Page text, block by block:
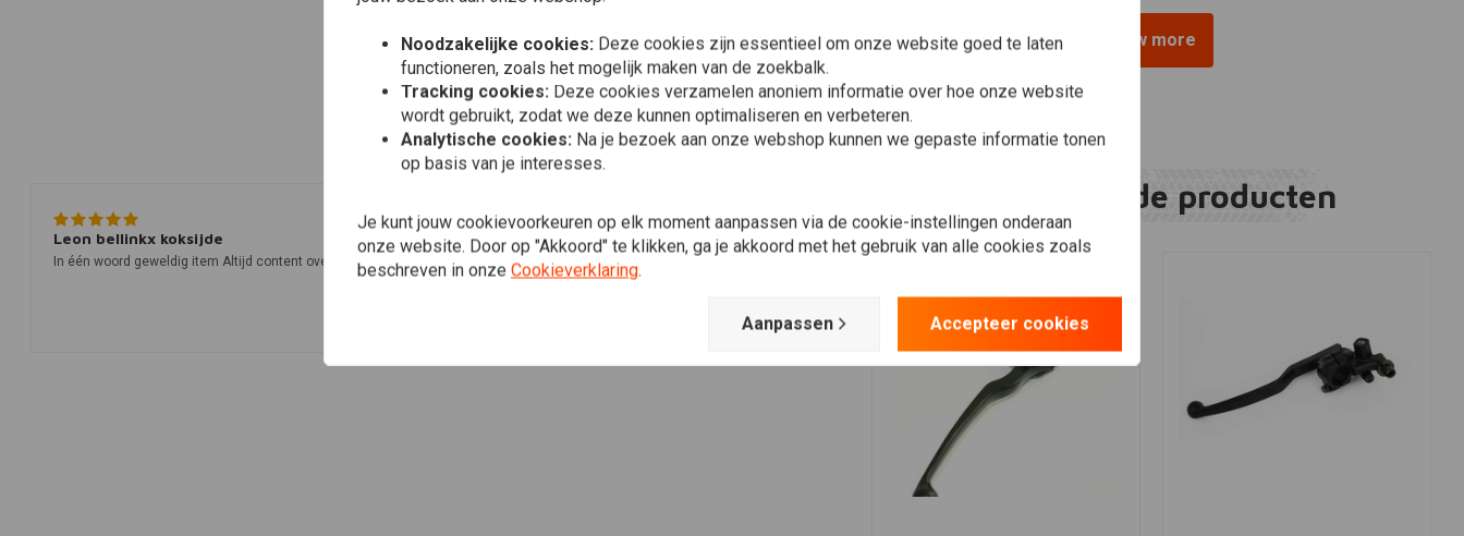
Andre
Als het op voorraad is zijn ze snel met het leveren. Het
kwaliteit is goed.
Leon bellinkx koksijde
In één woord geweldig item Altijd content over de producten
Mike
Super simpel design en super simpel om te monteren. Zit
View more
Gerelateerde producten
Noodzakelijke cookies: Deze cookies zijn essentieel om onze website goed te laten
functioneren, zoals het mogelijk maken van de zoekbalk.
Tracking cookies: Deze cookies verzamelen anoniem informatie over hoe onze website
wordt gebruikt, zodat we deze kunnen optimaliseren en verbeteren.
Analytische cookies: Na je bezoek aan onze webshop kunnen we gepaste informatie tonen
op basis van je interesses.
Je kunt jouw cookievoorkeuren op elk moment aanpassen via de cookie-instellingen onderaan
onze website. Door op "Akkoord" te klikken, ga je akkoord met het gebruik van alle cookies zoals
beschreven in onze Cookieverklaring.
Aanpassen Accepteer cookies